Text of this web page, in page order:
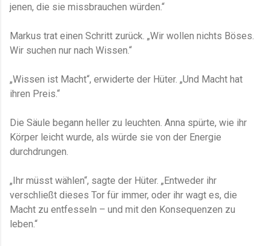
jenen, die sie missbrauchen würden.“
Markus trat einen Schritt zurück. „Wir wollen nichts Böses.
Wir suchen nur nach Wissen.“
„Wissen ist Macht“, erwiderte der Hüter. „Und Macht hat
ihren Preis.“
Die Säule begann heller zu leuchten. Anna spürte, wie ihr
Körper leicht wurde, als würde sie von der Energie
durchdrungen.
„Ihr müsst wählen“, sagte der Hüter. „Entweder ihr
verschließt dieses Tor für immer, oder ihr wagt es, die
Macht zu entfesseln – und mit den Konsequenzen zu
leben.“